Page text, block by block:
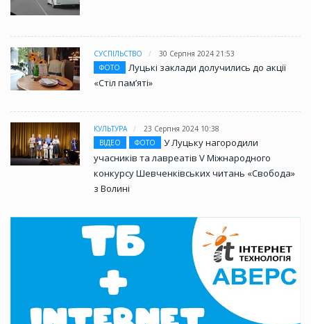
СУСПІЛЬСТВО
30 Серпня 2024 21:53
ФОТО
Луцькі заклади долучились до акції
«Стіл памʼяті»
КУЛЬТУРА
23 Серпня 2024 10:38
ВІДЕО
ФОТО
У Луцьку нагородили
учасників та лавреатів V Міжнародного
конкурсу Шевченківських читань «Свобода»
з Волині